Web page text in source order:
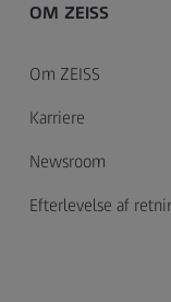
OM ZEISS
Om ZEISS
Karriere
Newsroom
Efterlevelse af